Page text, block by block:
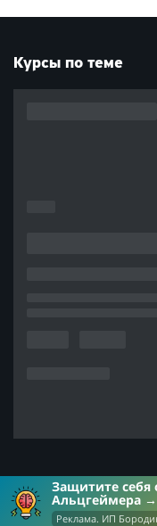
Курсы по теме
Защитите себя
Альцгеймера
Реклама. ИП